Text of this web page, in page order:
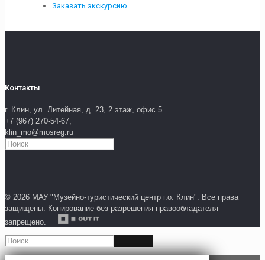
Заказать экскурсию
Контакты
г. Клин, ул. Литейная, д. 23, 2 этаж, офис 5
+7 (967) 270-54-67,
klin_mo@mosreg.ru
© 2026 МАУ "Музейно-туристический центр г.о. Клин". Все права
защищены. Копирование без разрешения правообладателя
запрещено.